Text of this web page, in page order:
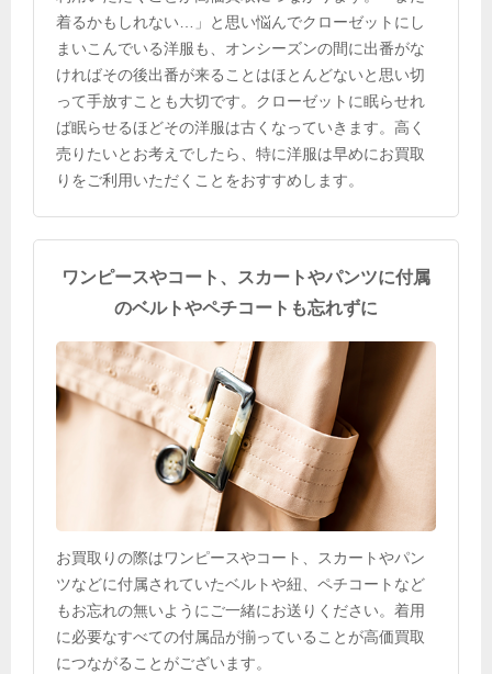
着るかもしれない…」と思い悩んでクローゼットにし
まいこんでいる洋服も、オンシーズンの間に出番がな
ければその後出番が来ることはほとんどないと思い切
って手放すことも大切です。クローゼットに眠らせれ
ば眠らせるほどその洋服は古くなっていきます。高く
売りたいとお考えでしたら、特に洋服は早めにお買取
りをご利用いただくことをおすすめします。
ワンピースやコート、スカートやパンツに付属
のベルトやペチコートも忘れずに
お買取りの際はワンピースやコート、スカートやパン
ツなどに付属されていたベルトや紐、ペチコートなど
もお忘れの無いようにご一緒にお送りください。着用
に必要なすべての付属品が揃っていることが高価買取
につながることがございます。